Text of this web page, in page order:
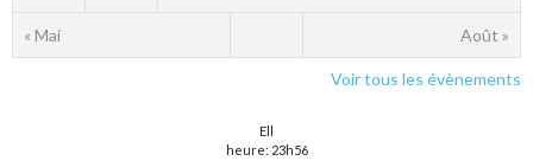
« Mai Août »
Voir tous les évènements
Ell
heure: 23h56